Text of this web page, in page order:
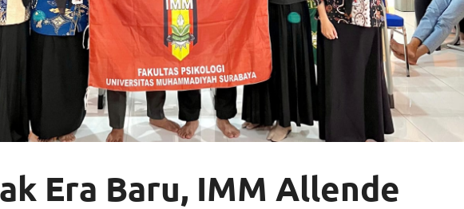
Era Baru, IMM Allende